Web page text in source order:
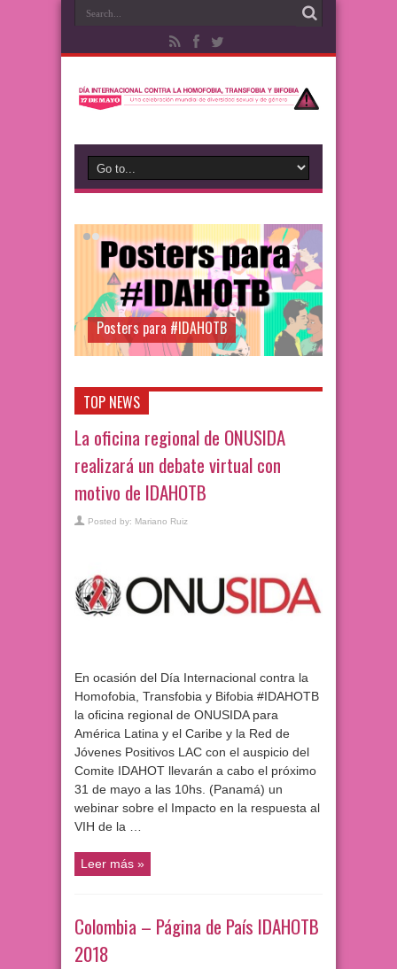
Posters para #IDAHOTB
TOP NEWS
La oficina regional de ONUSIDA
realizará un debate virtual con
motivo de IDAHOTB
Posted by: Mariano Ruiz
En ocasión del Día Internacional contra la
Homofobia, Transfobia y Bifobia #IDAHOTB
la oficina regional de ONUSIDA para
América Latina y el Caribe y la Red de
Jóvenes Positivos LAC con el auspicio del
Comite IDAHOT llevarán a cabo el próximo
31 de mayo a las 10hs. (Panamá) un
webinar sobre el Impacto en la respuesta al
VIH de la …
Leer más »
Colombia – Página de País IDAHOTB
2018